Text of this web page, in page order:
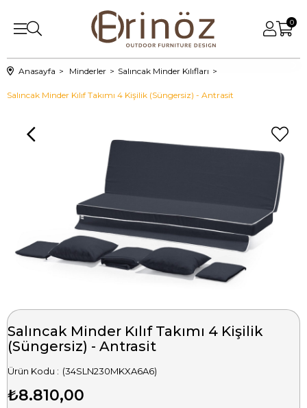
0
Anasayfa Minderler Salıncak Minder Kılıfları
Salıncak Minder Kılıf Takımı 4 Kişilik (Süngersiz) - Antrasit
Salıncak Minder Kılıf Takımı 4 Kişilik
(Süngersiz) - Antrasit
(34SLN230MKXA6A6)
₺8.810,00